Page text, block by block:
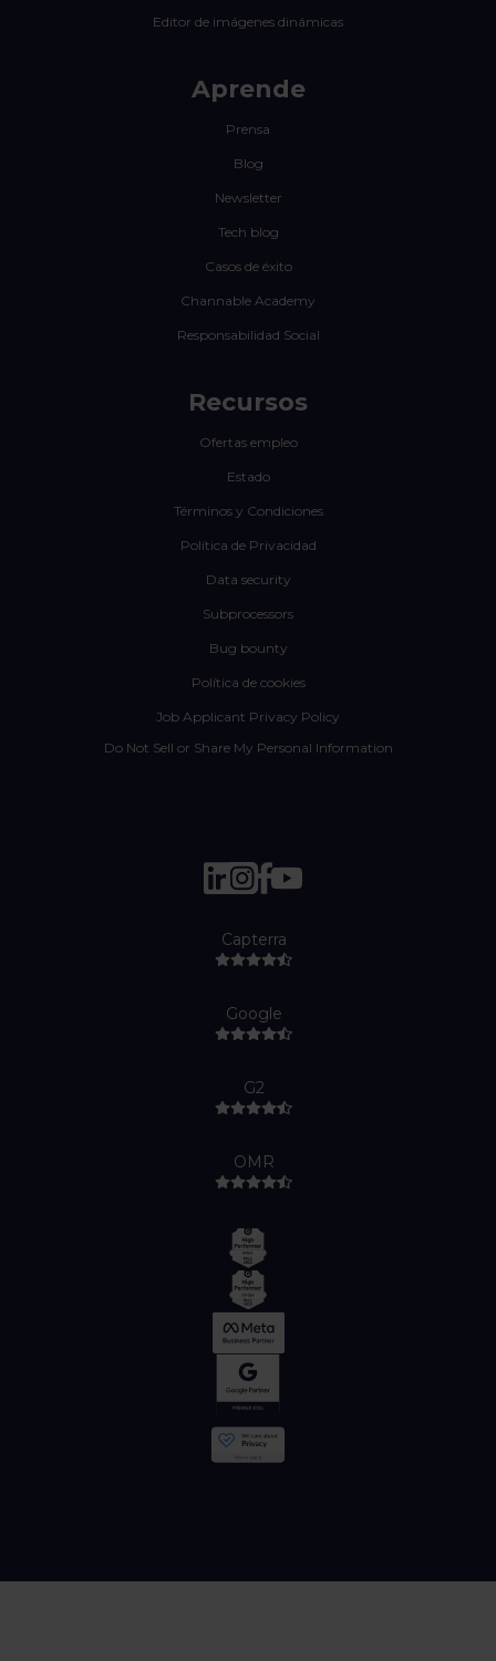
Editor de imágenes dinámicas
Aprende
Prensa
Blog
Newsletter
Tech blog
Casos de éxito
Channable Academy
Responsabilidad Social
Recursos
Ofertas empleo
Estado
Términos y Condiciones
Política de Privacidad
Data security
Subprocessors
Bug bounty
Política de cookies
Job Applicant Privacy Policy
Do Not Sell or Share My Personal Information
Capterra
Google
G2
OMR